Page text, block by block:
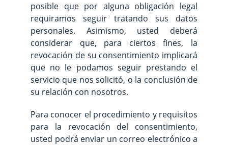
posible que por alguna obligación legal
requiramos seguir tratando sus datos
personales. Asimismo, usted deberá
considerar que, para ciertos fines, la
revocación de su consentimiento implicará
que no le podamos seguir prestando el
servicio que nos solicitó, o la conclusión de
su relación con nosotros.
Para conocer el procedimiento y requisitos
para la revocación del consentimiento,
usted podrá enviar un correo electrónico a